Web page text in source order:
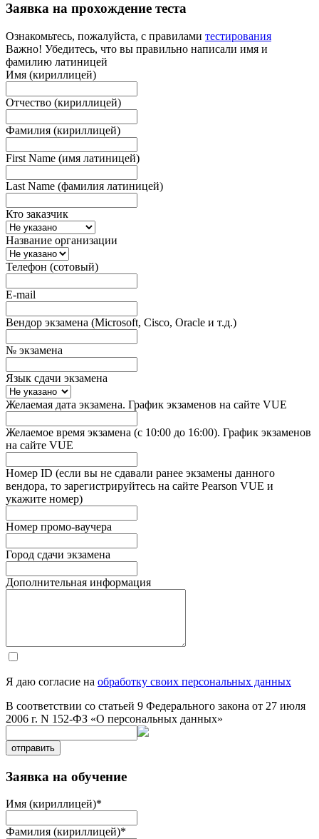
Заявка на прохождение теста
Ознакомьтесь, пожалуйста, с правилами тестирования
Важно! Убедитесь, что вы правильно написали имя и
фамилию латиницей
Имя (кириллицей)
Отчество (кириллицей)
Фамилия (кириллицей)
First Name (имя латиницей)
Last Name (фамилия латиницей)
Кто заказчик
Название организации
Телефон (сотовый)
E-mail
Вендор экзамена (Microsoft, Cisco, Oracle и т.д.)
№ экзамена
Язык сдачи экзамена
Желаемая дата экзамена. График экзаменов на сайте VUE
Желаемое время экзамена (с 10:00 до 16:00). График экзаменов
на сайте VUE
Номер ID (если вы не сдавали ранее экзамены данного
вендора, то зарегистрируйтесь на сайте Pearson VUE и
укажите номер)
Номер промо-ваучера
Город сдачи экзамена
Дополнительная информация
Я даю согласие на обработку своих персональных данных
В соответствии со статьей 9 Федерального закона от 27 июля
2006 г. N 152-ФЗ «О персональных данных»
отправить
Заявка на обучение
Имя (кириллицей)*
Фамилия (кириллицей)*